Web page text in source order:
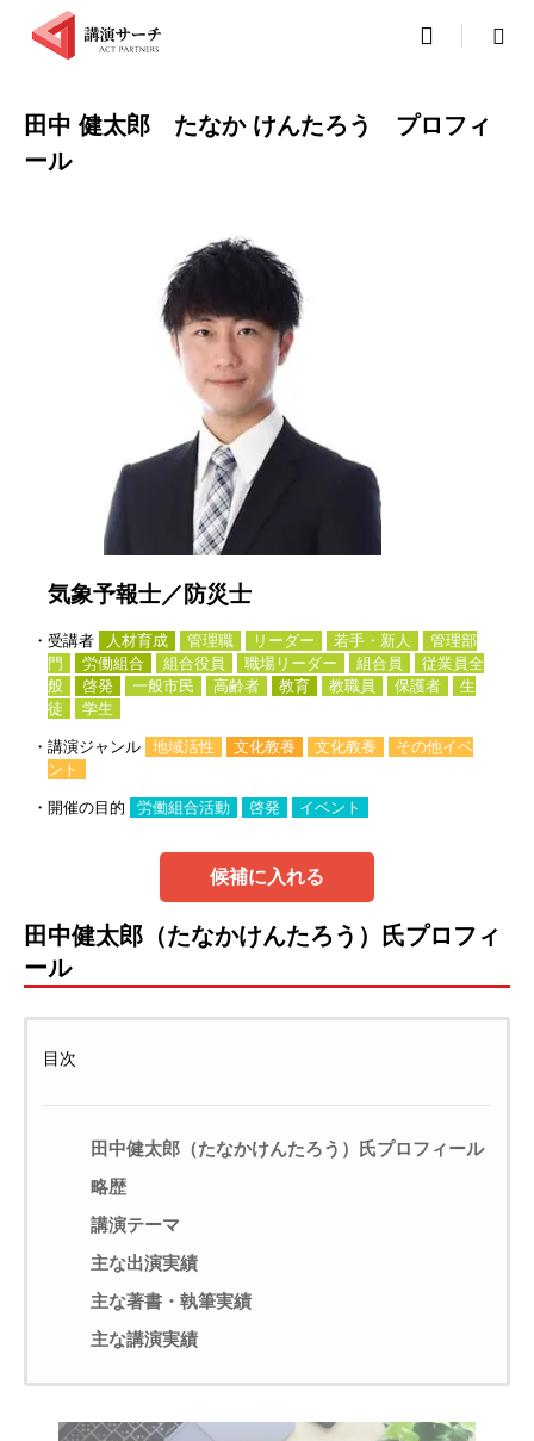

田中 健太郎 たなか けんたろう プロフィ
ール
気象予報士／防災士
・受講者 人材育成 管理職 リーダー 若手・新人
管理部
門
労働組合 組合役員 職場リーダー 組合員
従業員全
般
啓発 一般市民 高齢者 教育 教職員 保護者
生
徒
学生
・講演ジャンル 地域活性 文化教養 文化教養
その他イベ
ント
・開催の目的 労働組合活動 啓発 イベント
候補に入れる
田中健太郎（たなかけんたろう）氏プロフィ
ール
目次
田中健太郎（たなかけんたろう）氏プロフィール
略歴
講演テーマ
主な出演実績
主な著書・執筆実績
主な講演実績